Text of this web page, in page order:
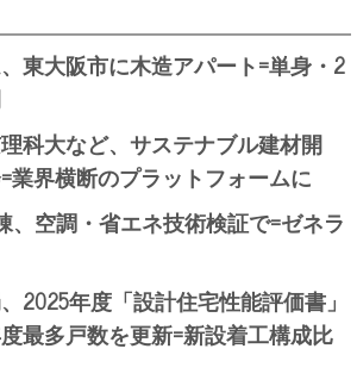
東大阪市に木造アパート=単身・2
科大など、サステナブル建材開
業界横断のプラットフォームに
、空調・省エネ技術検証で=ゼネラ
2025年度「設計住宅性能評価書」
最多戸数を更新=新設着工構成比